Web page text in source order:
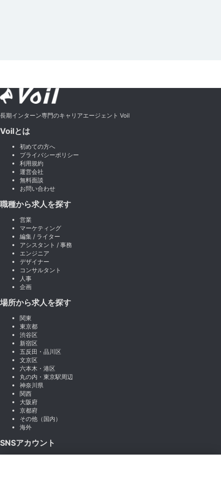
長期インターン専門のキャリアエージェント Voil
Voilとは
初めての方へ
プライバシーポリシー
利用規約
運営会社
無料面談
お問い合わせ
職種から求人を探す
営業
マーケティング
編集 / ライター
アシスタント / 事務
エンジニア
デザイナー
コンサルタント
人事
企画
場所から求人を探す
関東
東京都
渋谷区
新宿区
五反田・品川区
文京区
六本木・港区
丸の内・東京駅周辺
神奈川県
関西
大阪府
京都府
その他（国内）
海外
SNSアカウント